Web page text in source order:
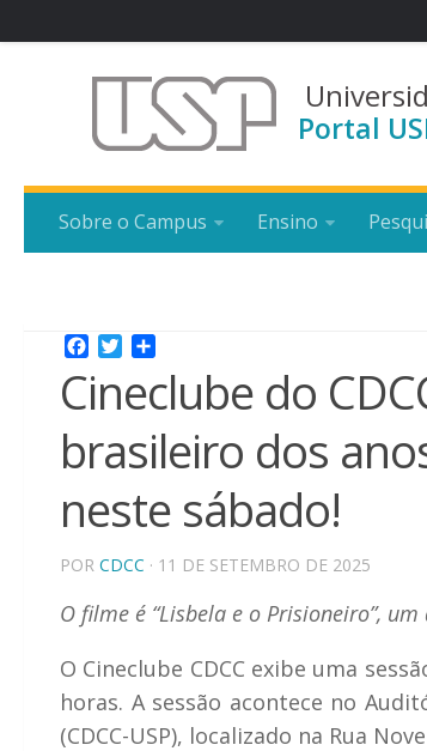
Portal
Sobre o Campus Ensino
Facebook
Twitter
Cineclube do
brasileiro dos
neste sábado!
POR CDCC · 11 DE SETEMBRO DE 2025
O filme é “Lisbela e o Prisioneiro”,
O Cineclube CDCC exibe uma
horas. A sessão acontece no
(CDCC-USP), localizado na Rua